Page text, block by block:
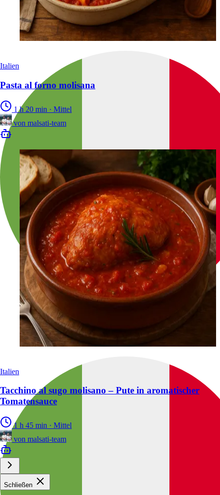
Italien
Pasta al forno molisana
1 h 20 min · Mittel
von malsati-team
Italien
Tacchino al sugo molisano – Pute in aromatischer
Tomatensauce
1 h 45 min · Mittel
von malsati-team
Schließen